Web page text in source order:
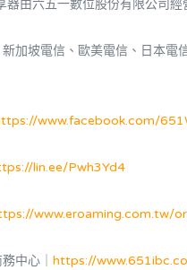
器由六五一數位股份有限公司經
加坡電信、歐美電信、日本電
www.facebook.com/
lin.ee/Pwh3Yd4
www.eroaming.com.tw/
中心｜ https://